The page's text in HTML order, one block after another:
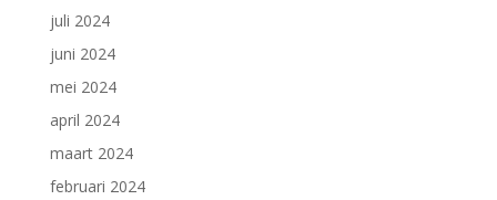
juli 2024
juni 2024
mei 2024
april 2024
maart 2024
februari 2024